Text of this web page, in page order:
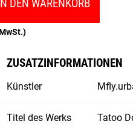
DEN WARENKORB
ZUSATZINFORMATIONEN
Künstler
Titel des Werks Tatoo